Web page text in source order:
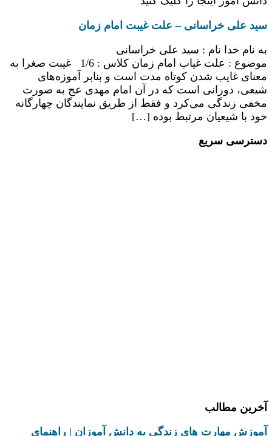
سید علی خراسانی – علت غیبت امام زمان
به نام خدا نام : سید علی خراسانی
موضوع : علت غیاب امام زمان کلاس : 1/6 غیبت صغرا به
معنای غایب شدن کوتاه مدت است و بنابر آموزه‌های
شیعی، دورانی است که در آن امام مهدی عج به صورت
مخفی زندگی می‌کرد و فقط از طریق نمایندگان چهارگانه
خود با شیعیان مرتبط بوده […]
دسترسی سریع
آخرین مطالب
آموزش مهارت های زندگی به دانش‌ آموزان | راهنمای